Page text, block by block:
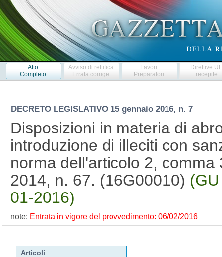
Atto
Completo
Avviso di rettifica
Errata corrige
Lavori
Preparatori
Direttive
recepite
DECRETO LEGISLATIVO 15 gennaio 2016, n. 7
Disposizioni in materia di
introduzione di illeciti con
norma dell'articolo 2,
2014, n. 67. (16G00010)
01-2016)
note: Entrata in vigore del provvedimento: 06/02/2016